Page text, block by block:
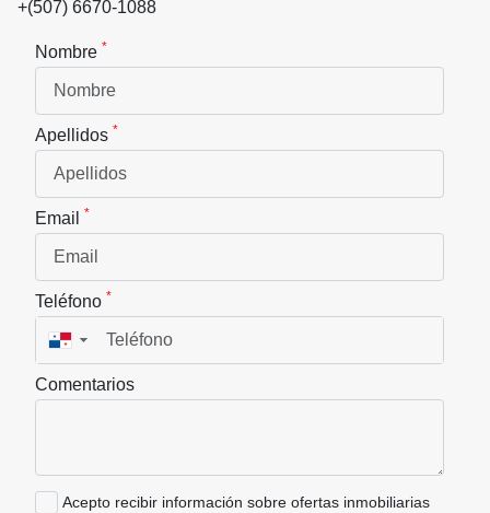
+(507) 6670-1088
Nombre *
Apellidos *
Email *
Teléfono *
▼
Comentarios
Acepto recibir información sobre ofertas inmobiliarias